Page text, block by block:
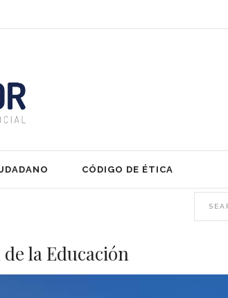
CÓDIGO DE ÉTICA
la Educación